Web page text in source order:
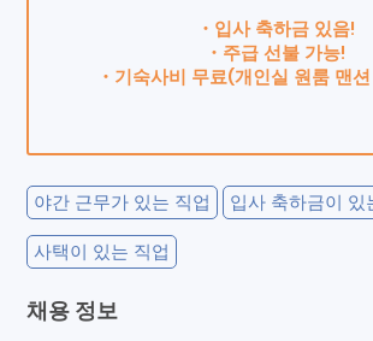
・입사 축하금 있음!
・주급 선불 가능!
・기숙사비 무료(개인실 원룸 맨
야간 근무가 있는 직업 입사 축하금이 있
사택이 있는 직업
채용 정보